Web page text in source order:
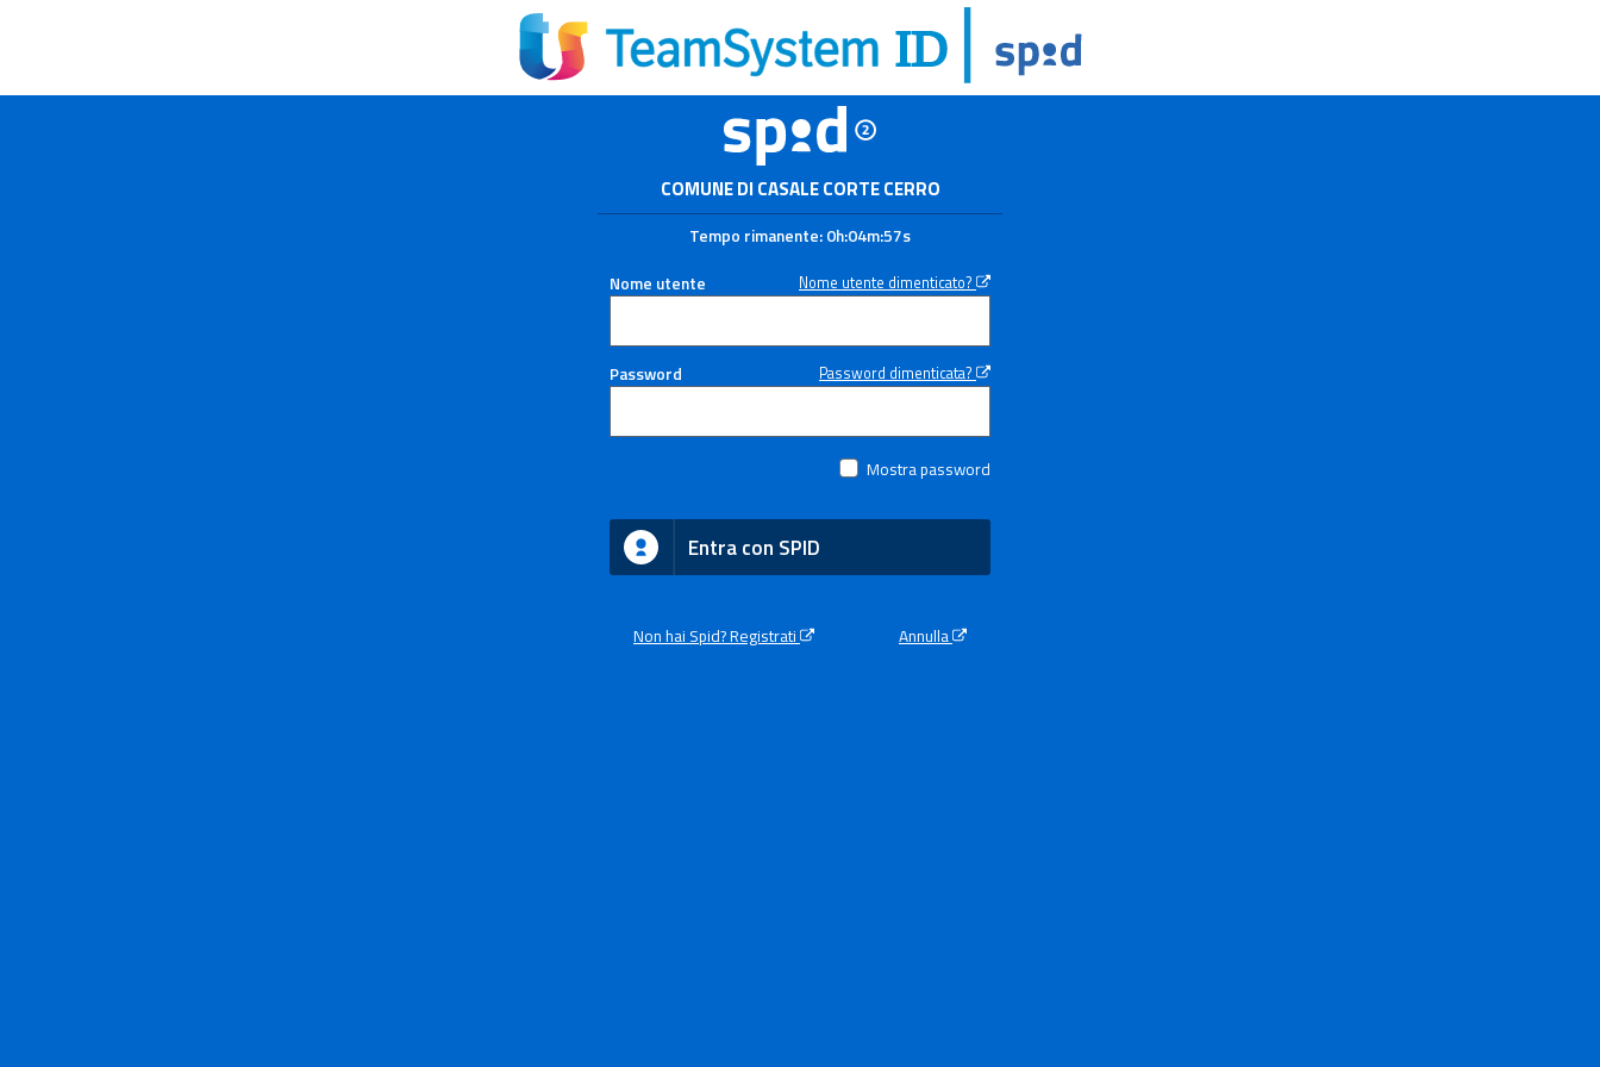
COMUNE DI CASALE CORTE CERRO
Tempo rimanente: 0h:04m:57s
Nome utente
Nome utente dimenticato?
Password Password dimenticata?
Mostra password
Entra con SPID
Non hai Spid? Registrati Annulla